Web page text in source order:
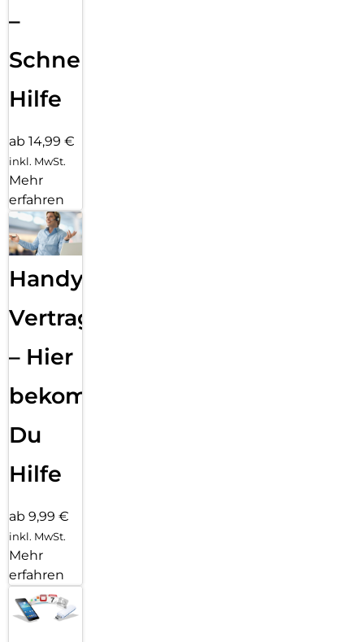
–
Schnelle
Hilfe
ab 14,99 €
inkl. MwSt.
Mehr
erfahren
Handy
Vertragsabwicklung
– Hier
bekommst
Du
Hilfe
ab 9,99 €
inkl. MwSt.
Mehr
erfahren